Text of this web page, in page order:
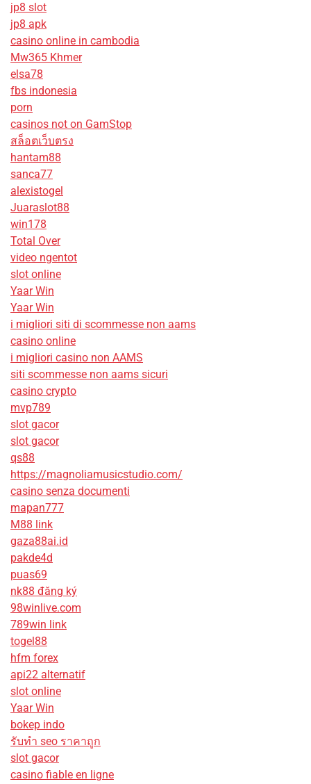
jp8 slot
jp8 apk
casino online in cambodia
Mw365 Khmer
elsa78
fbs indonesia
porn
casinos not on GamStop
สล็อตเว็บตรง
hantam88
sanca77
alexistogel
Juaraslot88
win178
Total Over
video ngentot
slot online
Yaar Win
Yaar Win
i migliori siti di scommesse non aams
casino online
i migliori casino non AAMS
siti scommesse non aams sicuri
casino crypto
mvp789
slot gacor
slot gacor
qs88
https://magnoliamusicstudio.com/
casino senza documenti
mapan777
M88 link
gaza88ai.id
pakde4d
puas69
nk88 đăng ký
98winlive.com
789win link
togel88
hfm forex
api22 alternatif
slot online
Yaar Win
bokep indo
รับทํา seo ราคาถูก
slot gacor
casino fiable en ligne